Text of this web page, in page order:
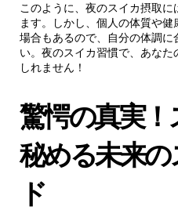
このように、夜のスイカ摂取
ます。しかし、個人の体質や
場合もあるので、自分の体調に
い。夜のスイカ習慣で、あな
しれません！
驚愕の真実
秘める未来
ド